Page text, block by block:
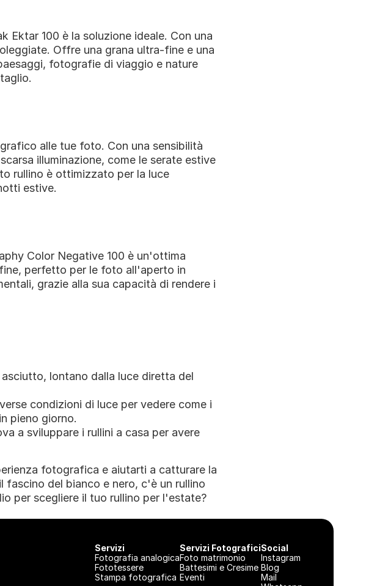
Ektar 100 è la soluzione ideale. Con una
Offre una grana ultra-fine e una
fotografie di viaggio e nature
alle tue foto. Con una sensibilità
illuminazione, come le serate estive
rullino è ottimizzato per la luce
estive.
Color Negative 100 è un'ottima
perfetto per le foto all'aperto in
grazie alla sua capacità di rendere i
lontano dalla luce diretta del
condizioni di luce per vedere come i
pieno giorno.
a sviluppare i rullini a casa per avere
fotografica e aiutarti a catturare la
del bianco e nero, c'è un rullino
per scegliere il tuo rullino per l'estate?
Servizi
Fotografia analogica
Fototessere
Stampa fotografica
Servizi Fotografici
Foto matrimonio
Battesimi e Cresime
Eventi
Social
Instagram
Blog
Mail